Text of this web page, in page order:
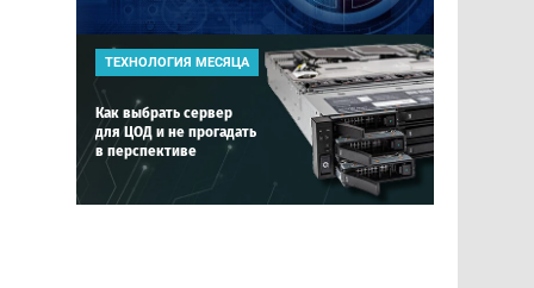
ТЕХНОЛОГИЯ МЕСЯЦА
Как выбрать сервер
для ЦОД и не прогадать
в перспективе